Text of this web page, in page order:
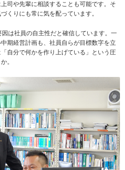
司や先輩に相談することも可能です。そ
くりにも常に気を配っています。
は社員の自主性だと確信しています。一
期経営計画も、社員自らが目標数字を立
自分で何かを作り上げている」という圧
。